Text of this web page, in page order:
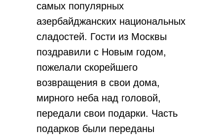
самых популярных
азербайджанских национальных
сладостей. Гости из Москвы
поздравили с Новым годом,
пожелали скорейшего
возвращения в свои дома,
мирного неба над головой,
передали свои подарки. Часть
подарков были переданы